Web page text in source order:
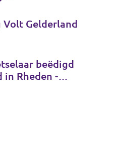
Volt Gelderland
beëdigd
in Rheden -